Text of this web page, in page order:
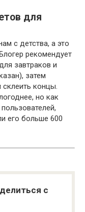
для
с детства, а это
рекомендует
завтраков и
затем
склеить концы.
но как
его больше 600
с